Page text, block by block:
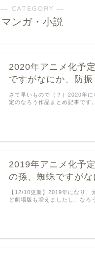
― CATEGORY ―
マンガ・小説
2020年アニメ化予
ですがなにか、防
さて早いもので（？）2020年
定のなろう作品まとめ記事で
2019年アニメ化予
の孫、蜘蛛ですが
【12/10更新】2019年になり、
ど劇場版も増えましたし、なろ